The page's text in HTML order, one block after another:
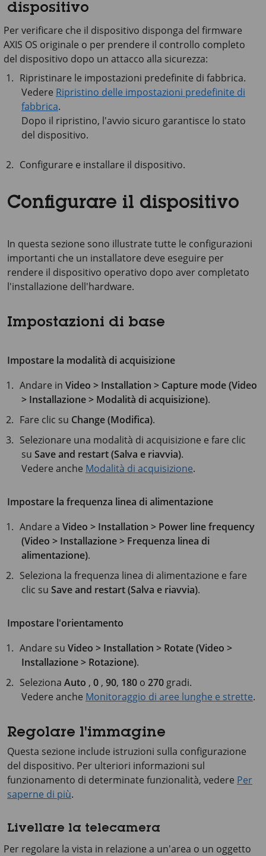
dispositivo
Per verificare che il dispositivo disponga del firmware
AXIS OS originale o per prendere il controllo completo
del dispositivo dopo un attacco alla sicurezza:
Ripristinare le impostazioni predefinite di fabbrica.
Vedere Ripristino delle impostazioni predefinite di
fabbrica.
Dopo il ripristino, l'avvio sicuro garantisce lo stato
del dispositivo.
Configurare e installare il dispositivo.
Configurare il dispositivo
In questa sezione sono illustrate tutte le configurazioni
importanti che un installatore deve eseguire per
rendere il dispositivo operativo dopo aver completato
l'installazione dell'hardware.
Impostazioni di base
Impostare la modalità di acquisizione
Andare inVideo > Installation > Capture mode (Video
> Installazione > Modalità di acquisizione).
Fare clic su Change (Modifica).
Selezionare una modalità di acquisizione e fare clic
su Save and restart (Salva e riavvia).
Vedere anche Modalità di acquisizione.
Impostare la frequenza linea di alimentazione
Andare aVideo > Installation > Power line frequency
(Video > Installazione > Frequenza linea di
alimentazione).
Seleziona la frequenza linea di alimentazione e fare
clic su Save and restart (Salva e riavvia).
Impostare l'orientamento
Andare suVideo > Installation > Rotate (Video >
Installazione > Rotazione).
SelezionaAuto ,0 ,90, 180 o270 gradi.
Vedere anche Monitoraggio di aree lunghe e strette.
Regolare l'immagine
Questa sezione include istruzioni sulla configurazione
del dispositivo. Per ulteriori informazioni sul
funzionamento di determinate funzionalità, vedere Per
saperne di più.
Livellare la telecamera
Per regolare la vista in relazione a un'area o un oggetto